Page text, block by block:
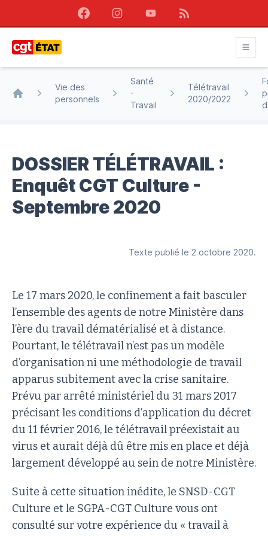
FacebookInstagramYoutubeRSS
Vie des
personnels
Santé
-
Travail
Télétravail
2020/2022
DOSSIER TÉLÉTRAVAIL :
Enquêt CGT Culture -
Septembre 2020
Texte publié le 2 octobre 2020.
Le 17 mars 2020, le confinement a fait basculer
l’ensemble des agents de notre Ministère dans
l’ère du travail dématérialisé et à distance.
Pourtant, le télétravail n’est pas un modèle
d’organisation ni une méthodologie de travail
apparus subitement avec la crise sanitaire.
Prévu par arrêté ministériel du 31 mars 2017
précisant les conditions d’application du décret
du 11 février 2016, le télétravail préexistait au
virus et aurait déjà dû être mis en place et déjà
largement développé au sein de notre Ministère.
Suite à cette situation inédite, le SNSD-CGT
Culture et le SGPA-CGT Culture vous ont
consulté sur votre expérience du « travail à